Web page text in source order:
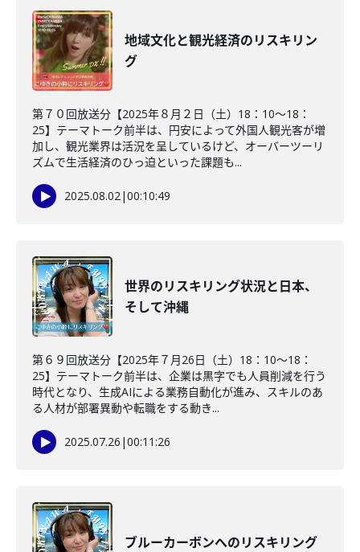
地域文化と観光経済のリスキリン
グ
第７０回放送分【2025年８月２日（土）18：10～18：
25】テーマトーク前半は、円安によって外国人観光客が増
加し、観光業界は活況を呈しているけど、オーバーツーリ
ズムで生活経済のひっ迫といった課題も...
2025.08.02|00:10:49
世界のリスキリング状況と日本、
そして沖縄
第６９回放送分【2025年７月26日（土）18：10～18：
25】テーマトーク前半は、企業は黒字でも人員削減を行う
時代となり、生成AIによる業務自動化が進み、スキルのあ
る人材が部署異動や転職をする動き...
2025.07.26 |00:11:26
ブルーカーボンへのリスキリング